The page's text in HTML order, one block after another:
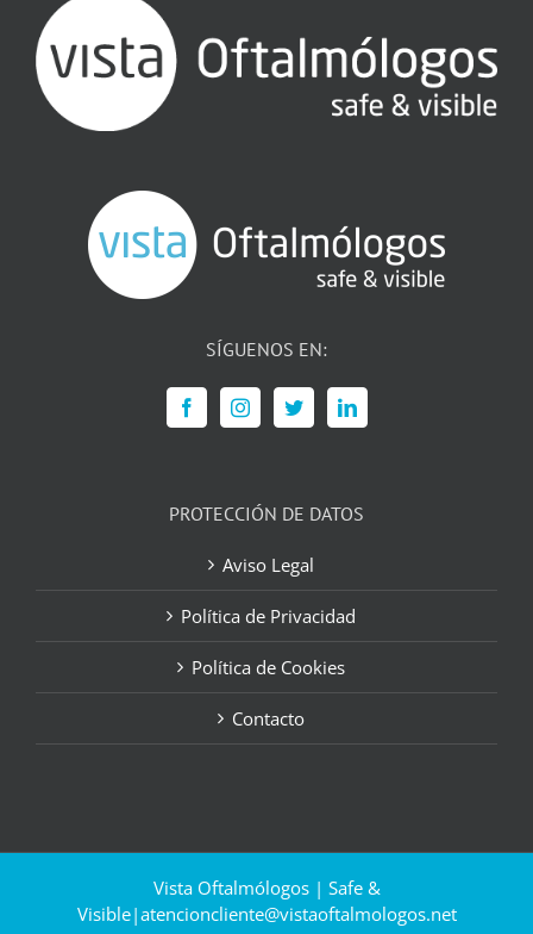
SÍGUENOS EN:
PROTECCIÓN DE DATOS
Aviso Legal
Política de Privacidad
Política de Cookies
Contacto
Vista Oftalmólogos | Safe &
Visible|atencioncliente@vistaoftalmologos.net